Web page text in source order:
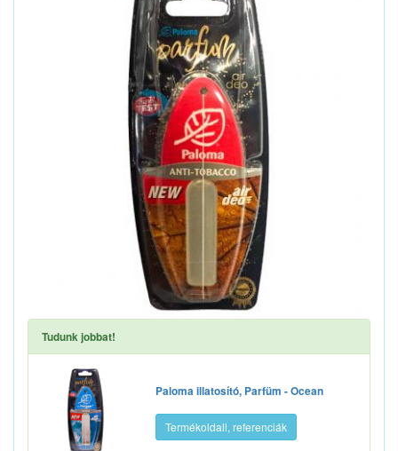
Tudunk jobbat!
Paloma illatosító, Parfüm - Ocean
Termékoldall, referenciák